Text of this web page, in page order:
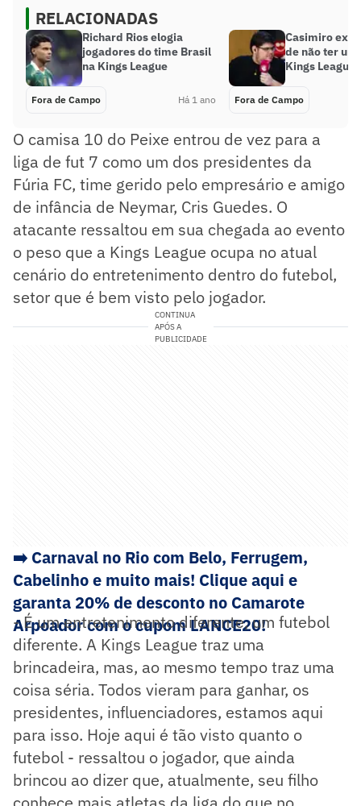
RELACIONADAS
Richard Rios elogia
jogadores do time Brasil
na Kings League
Fora de Campo Há 1 ano
Casimiro
de não ter um
Kings League
Fora de Campo
O camisa 10 do Peixe entrou de vez para a
liga de fut 7 como um dos presidentes da
Fúria FC, time gerido pelo empresário e amigo
de infância de Neymar, Cris Guedes. O
atacante ressaltou em sua chegada ao evento
o peso que a Kings League ocupa no atual
cenário do entretenimento dentro do futebol,
setor que é bem visto pelo jogador.
CONTINUA
APÓS A
PUBLICIDADE
➡️ Carnaval no Rio com Belo, Ferrugem,
Cabelinho e muito mais! Clique aqui e
garanta 20% de desconto no Camarote
Arpoador com o cupom LANCE20!
- É um entretenimento diferente, um futebol
diferente. A Kings League traz uma
brincadeira, mas, ao mesmo tempo traz uma
coisa séria. Todos vieram para ganhar, os
presidentes, influenciadores, estamos aqui
para isso. Hoje aqui é tão visto quanto o
futebol - ressaltou o jogador, que ainda
brincou ao dizer que, atualmente, seu filho